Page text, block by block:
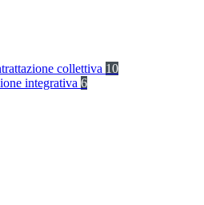
collettiva 10
integrativa 6